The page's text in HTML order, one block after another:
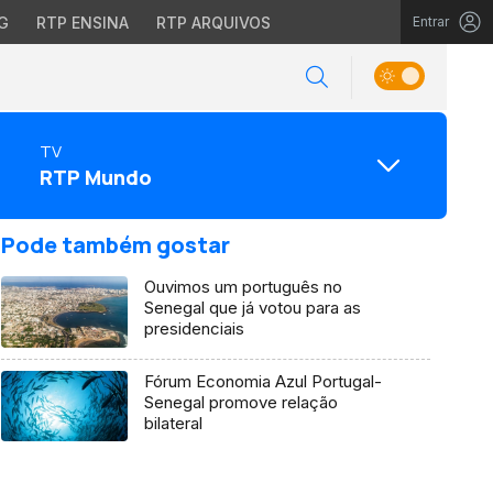
RTP ENSINA RTP ARQUIVOS Entrar
TV
RTP Mundo
Pode também gostar
Ouvimos um português no
Senegal que já votou para as
presidenciais
Fórum Economia Azul Portugal-
Senegal promove relação
bilateral